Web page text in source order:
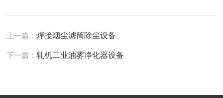
上一篇：焊接烟尘滤筒除尘设备
下一篇：轧机工业油雾净化器设备